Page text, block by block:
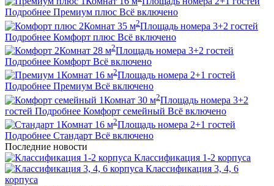
Подробнее Премиум плюс Всё включено
2Комнат 35 м2Площадь номера 3+2 гостей
Подробнее Комфорт плюс Всё включено
2Комнат 28 м2Площадь номера 3+2 гостей
Подробнее Комфорт Всё включено
1Комнат 16 м2Площадь номера 2+1 гостей
Подробнее Премиум Всё включено
1Комнат 30 м2Площадь номера 3+2
гостей Подробнее Комфорт семейный Всё включено
1Комнат 16 м2Площадь номера 2+1 гостей
Подробнее Стандарт Всё включено
Последние новости
Классификация 1-2 корпуса
Классификация 3, 4, 6
корпуса